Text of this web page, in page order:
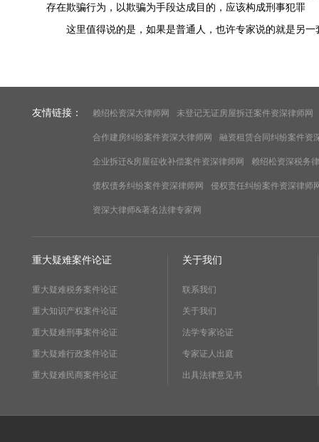
存在欺骗行为，以欺骗为手段达成目的，应该构成刑事犯罪
这里值得说的是，如果是普通人，也许专家说的就是另
友情链接： 赖绍松资深大律师网 未登记无证房屋拆迁案件资深律师网
合作建房纠纷案件资深大律师网 融资租赁合同纠纷案件资
企业拆迁&房屋征收补偿案件资深律师网 赖绍松资深税务
债权债务纠纷案件资深律师网 侵权责任纠纷案件资深律师
资深大律师&著名法律专家网
重大疑难案件论证
重大疑难税务案件论证
重大知识产权案件论证
重大疑难刑事案件论证
重大疑难行政案件论证
重大疑难民商案件论证
关于我们
联系我们
关于我们
法学专家论证
专家证人出庭
出具法律意见书